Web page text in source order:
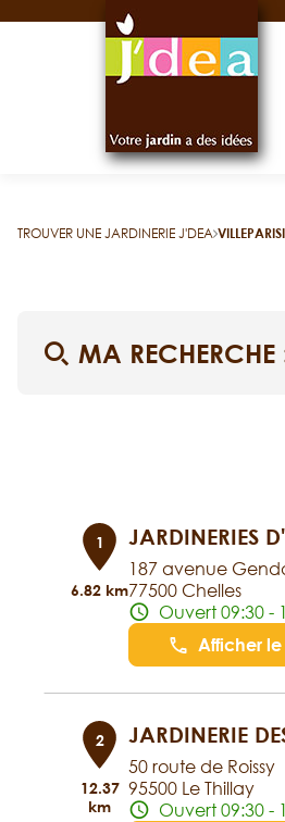
TROUVER UNE JARDINERIE J'DEA
MA RECHERCHE
1
6.82 km
JARDINERIES
187 avenue
77500 Chelles
Ouvert 09:30 -
Afficher
2
12.37
km
JARDINERIE
50 route de Roissy
95500 Le Thillay
Ouvert 09:30 -